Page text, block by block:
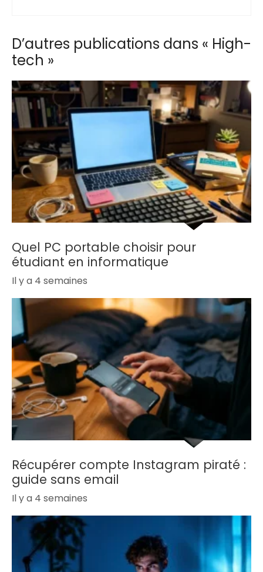
D’autres publications dans « High-
tech »
Quel PC portable choisir pour
étudiant en informatique
Il y a 4 semaines
Récupérer compte Instagram piraté :
guide sans email
Il y a 4 semaines